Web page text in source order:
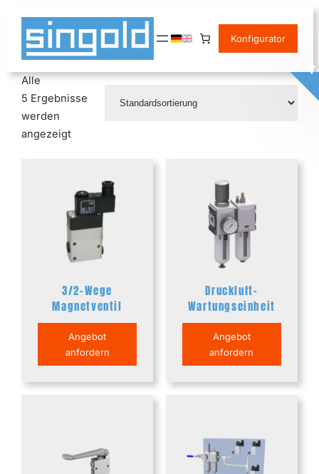
Inhalt
springen
Konfigurator
Alle
5 Ergebnisse
werden
angezeigt
3/2-Wege
Magnetventil
Angebot
anfordern
Druckluft-
Wartungseinheit
Angebot
anfordern